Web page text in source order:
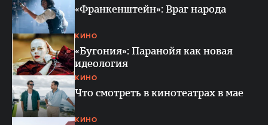
«Франкенштейн»: Враг народа
КИНО
«Бугония»: Паранойя как новая
идеология
КИНО
Что смотреть в кинотеатрах в мае
КИНО